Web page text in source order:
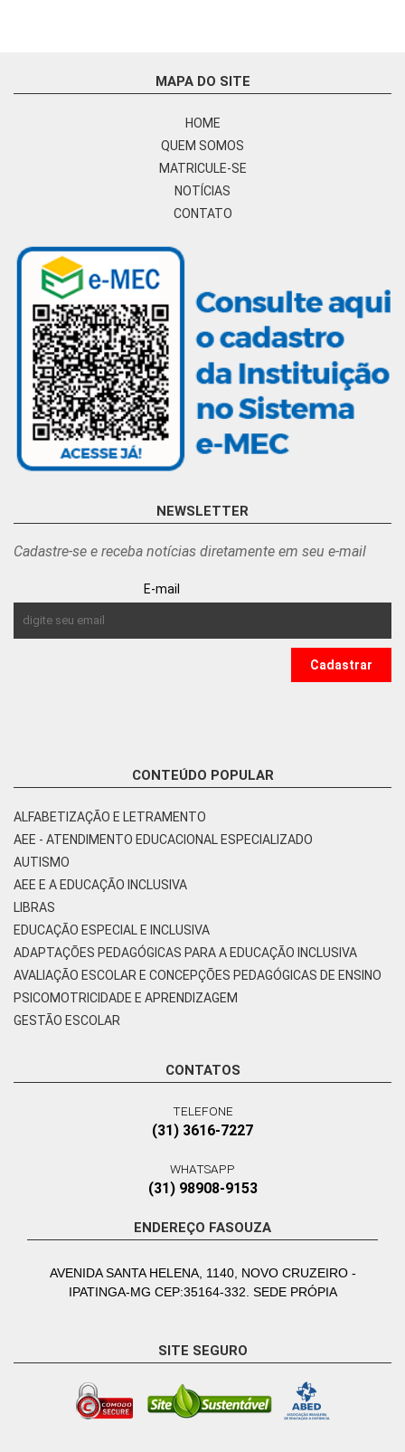
MAPA DO SITE
HOME
QUEM SOMOS
MATRICULE-SE
NOTÍCIAS
CONTATO
NEWSLETTER
Cadastre-se e receba notícias diretamente em seu e-mail
E-mail
CONTEÚDO POPULAR
ALFABETIZAÇÃO E LETRAMENTO
AEE - ATENDIMENTO EDUCACIONAL ESPECIALIZADO
AUTISMO
AEE E A EDUCAÇÃO INCLUSIVA
LIBRAS
EDUCAÇÃO ESPECIAL E INCLUSIVA
ADAPTAÇÕES PEDAGÓGICAS PARA A EDUCAÇÃO INCLUSIVA
AVALIAÇÃO ESCOLAR E CONCEPÇÕES PEDAGÓGICAS DE ENSINO
PSICOMOTRICIDADE E APRENDIZAGEM
GESTÃO ESCOLAR
CONTATOS
TELEFONE
(31) 3616-7227
WHATSAPP
(31) 98908-9153
ENDEREÇO FASOUZA
AVENIDA SANTA HELENA, 1140, NOVO CRUZEIRO -
IPATINGA-MG CEP:35164-332. SEDE PRÓPIA
SITE SEGURO